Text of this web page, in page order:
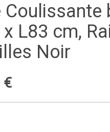
Coulissante
L83 cm,
Noir
€